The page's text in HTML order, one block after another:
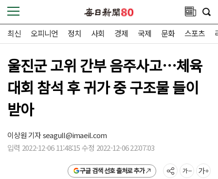
최신 오피니언 정치 사회 경제 국제 문화 스포츠
울진군 고위 간부 음주사고…체육
대회 참석 후 귀가 중 구조물 들이
받아
이상원 기자seagull@imaeil.com
입력 2022-12-06 11:48:15 수정 2022-12-06 22:07:03
구글 검색 선호 출처로 추가